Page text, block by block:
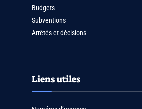
Budgets
Subventions
Arrêtés et décisions
Liens utiles